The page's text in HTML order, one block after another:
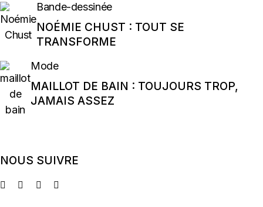
Bande-dessinée
NOÉMIE CHUST : TOUT SE
TRANSFORME
Mode
MAILLOT DE BAIN : TOUJOURS TROP,
JAMAIS ASSEZ
NOUS SUIVRE